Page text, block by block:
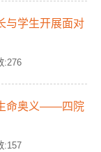
与学生开展面对
:276
命奥义——四院
:157